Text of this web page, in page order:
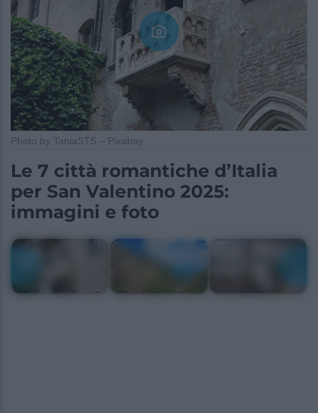
Photo by TaniaSTS – Pixabay
Le 7 città romantiche d’Italia
per San Valentino 2025:
immagini e foto